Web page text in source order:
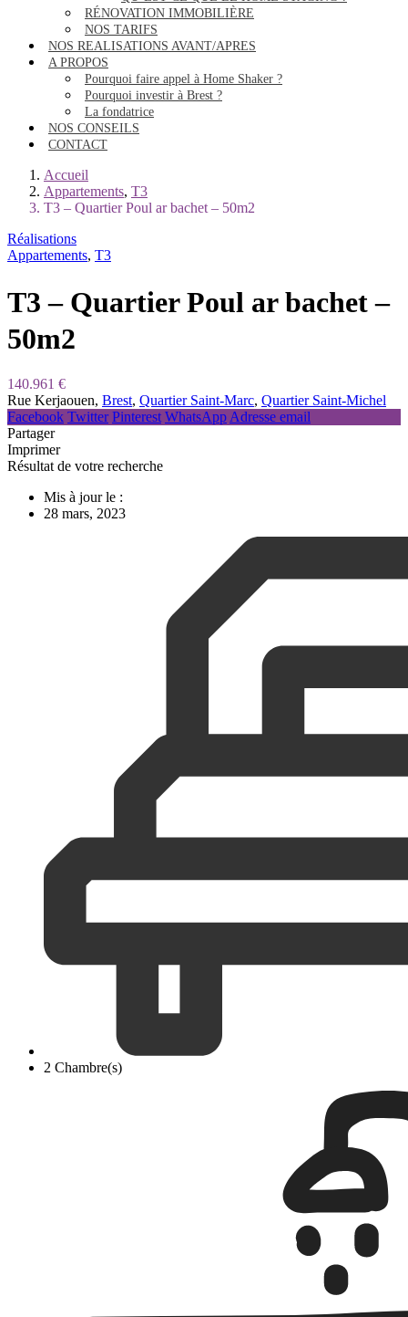
RÉNOVATION IMMOBILIÈRE
NOS TARIFS
NOS REALISATIONS AVANT/APRES
A PROPOS
Pourquoi faire appel à Home Shaker ?
Pourquoi investir à Brest ?
La fondatrice
NOS CONSEILS
CONTACT
Accueil
Appartements, T3
T3 – Quartier Poul ar bachet – 50m2
Réalisations
Appartements, T3
T3 – Quartier Poul ar bachet –
50m2
140.961 €
Rue Kerjaouen, Brest, Quartier Saint-Marc, Quartier Saint-Michel
Facebook Twitter Pinterest WhatsApp Adresse email
Partager
Imprimer
Résultat de votre recherche
Mis à jour le :
28 mars, 2023
2 Chambre(s)